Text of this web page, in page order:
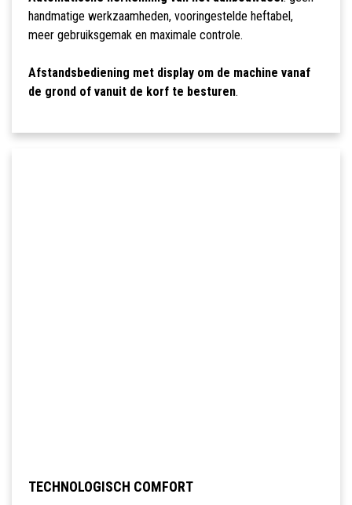
handmatige werkzaamheden, vooringestelde heftabel,
meer gebruiksgemak en maximale controle.
Afstandsbediening met display om de machine vanaf
de grond of vanuit de korf te besturen.
TECHNOLOGISCH COMFORT